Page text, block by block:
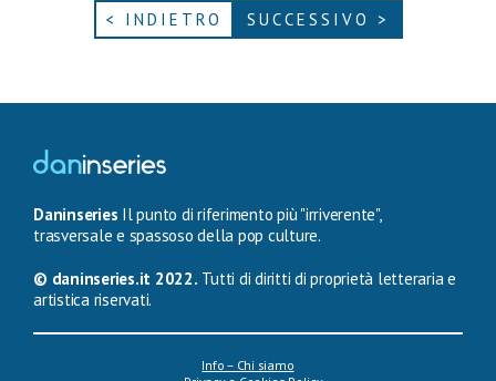
< INDIETRO SUCCESSIVO >
Daninseries Il punto di riferimento più "irriverente",
trasversale e spassoso della pop culture.
© daninseries.it 2022. Tutti di diritti di proprietà letteraria e
artistica riservati.
Info – Chi siamo